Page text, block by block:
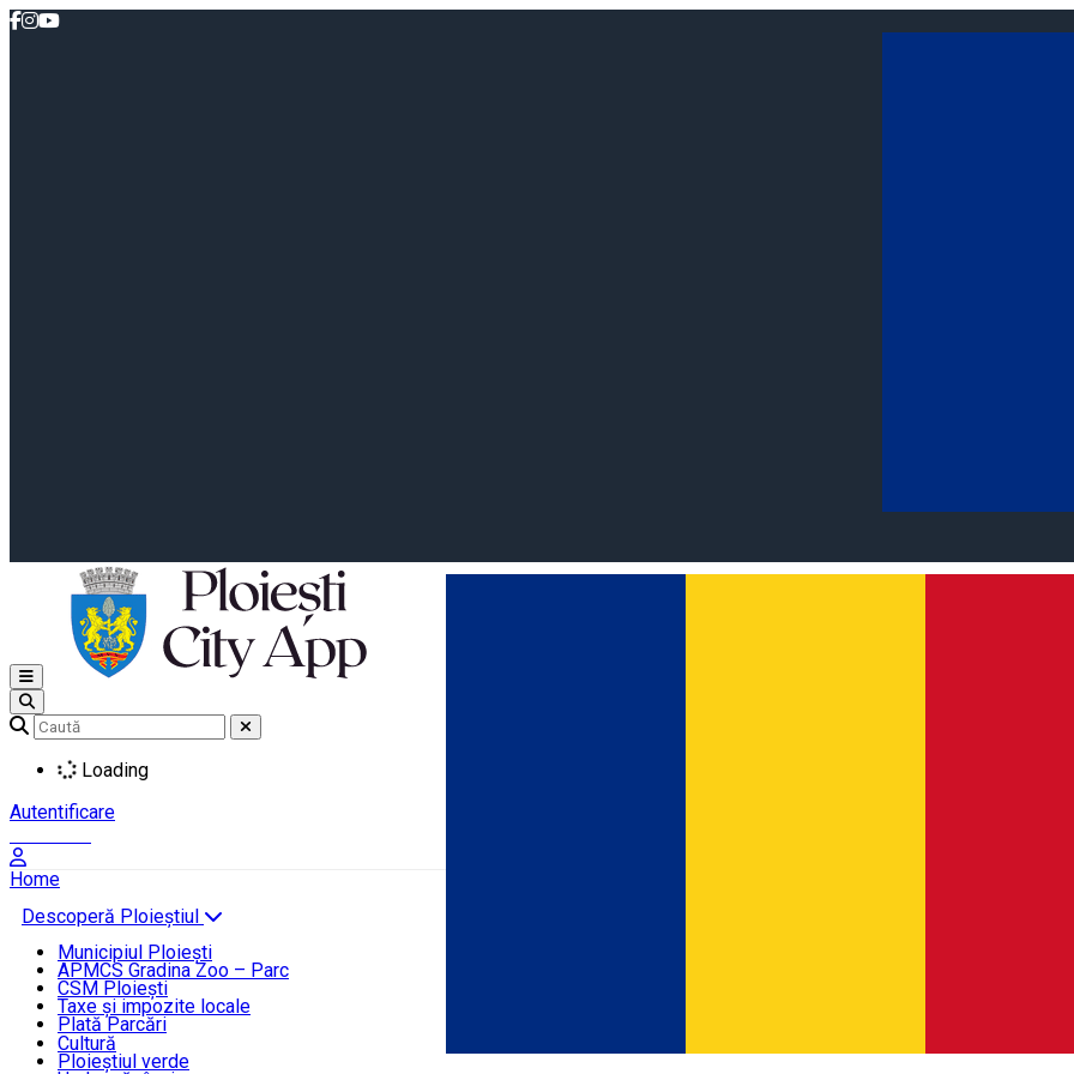
Open main menu
Loading
Autentificare
Home
Descoperă Ploieștiul
Agenda evenimentelor
Știri Primărie
Turist în Ploiești
Contact
Municipiul Ploiești
APMCS Gradina Zoo – Parc
CSM Ploiești
Taxe și impozite locale
Plată Parcări
Cultură
Ploieștiul verde